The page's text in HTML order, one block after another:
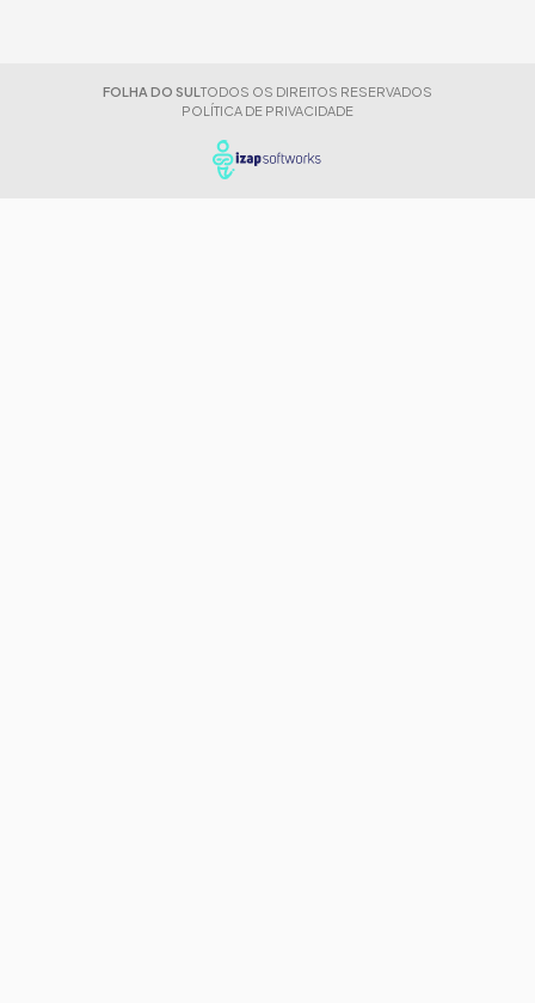
FOLHA DO SUL TODOS OS DIREITOS RESERVADOS
POLÍTICA DE PRIVACIDADE